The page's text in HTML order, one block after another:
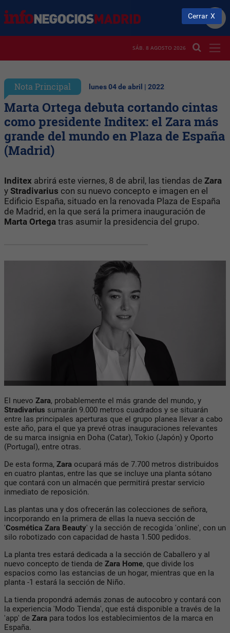
SÁB. 8 AGOSTO 2026
Nota Principal lunes 04 de abril | 2022
Marta Ortega debuta cortando cintas
como presidente Inditex: el Zara más
grande del mundo en Plaza de España
(Madrid)
Inditex abrirá este viernes, 8 de abril, las tiendas de Zara
y Stradivarius con su nuevo concepto e imagen en el
Edificio España, situado en la renovada Plaza de España
de Madrid, en la que será la primera inauguración de
Marta Ortega tras asumir la presidencia del grupo.
El nuevo Zara, probablemente el más grande del mundo, y
Stradivarius sumarán 9.000 metros cuadrados y se situarán
entre las principales aperturas que el grupo planea llevar a cabo
este año, para el que ya prevé otras inauguraciones relevantes
de su marca insignia en Doha (Catar), Tokio (Japón) y Oporto
(Portugal), entre otras.
De esta forma, Zara ocupará más de 7.700 metros distribuidos
en cuatro plantas, entre las que se incluye una planta sótano
que contará con un almacén que permitirá prestar servicio
inmediato de reposición.
Las plantas una y dos ofrecerán las colecciones de señora,
incorporando en la primera de ellas la nueva sección de
'Cosmética Zara Beauty' y la sección de recogida 'online', con un
silo robotizado con capacidad de hasta 1.500 pedidos.
La planta tres estará dedicada a la sección de Caballero y al
nuevo concepto de tienda de Zara Home, que divide los
espacios como las estancias de un hogar, mientras que en la
planta -1 estará la sección de Niño.
La tienda propondrá además zonas de autocobro y contará con
la experiencia 'Modo Tienda', que está disponible a través de la
'app' de Zara para todos los establecimientos de la marca en
España.
Cerrar